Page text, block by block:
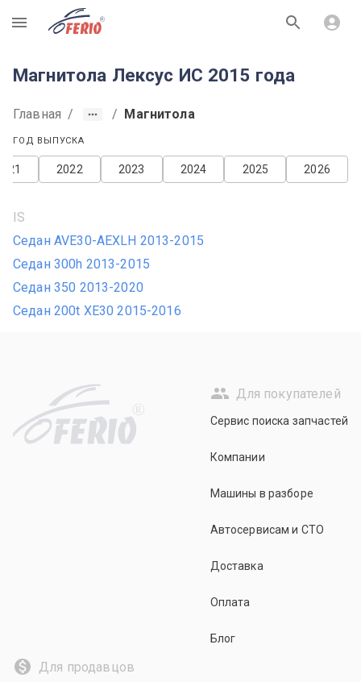
R
Магнитола Лексус ИС 2015 года
Главная / / Магнитола
ГОД ВЫПУСКА
2026
2025
2024
2023
2022
IS
Седан AVE30-AEXLH 2013-2015
Седан 300h 2013-2015
Седан 350 2013-2020
Седан 200t XE30 2015-2016
R
Для покупателей
Сервис поиска запчастей
Компании
Машины в разборе
Автосервисам и СТО
Доставка
Оплата
Блог
Для продавцов